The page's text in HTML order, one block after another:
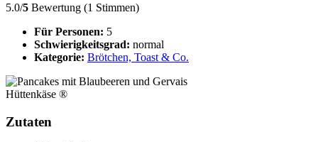
5.0/5 Bewertung (1 Stimmen)
Für Personen: 5
Schwierigkeitsgrad: normal
Kategorie: Brötchen, Toast & Co.
Zutaten